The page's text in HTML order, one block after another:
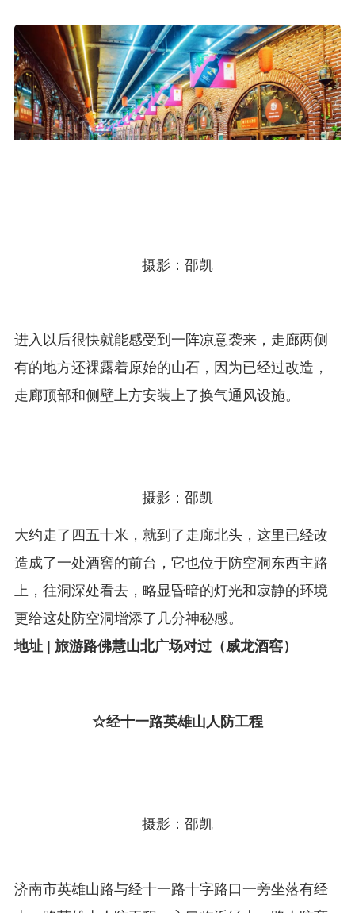
摄影：邵凯
进入以后很快就能感受到一阵凉意袭来，走廊两侧
有的地方还裸露着原始的山石，因为已经过改造，
走廊顶部和侧壁上方安装上了换气通风设施。
摄影：邵凯
大约走了四五十米，就到了走廊北头，这里已经改
造成了一处酒窖的前台，它也位于防空洞东西主路
上，往洞深处看去，略显昏暗的灯光和寂静的环境
更给这处防空洞增添了几分神秘感。
地址 | 旅游路佛慧山北广场对过（威龙酒窖）‍‍
☆经十一路英雄山人防工程
摄影：邵凯
济南市英雄山路与经十一路十字路口一旁坐落有经